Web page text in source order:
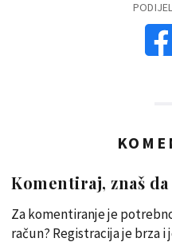
Komentiraj, znaš da
Za komentiranje je
račun? Registracija je brza